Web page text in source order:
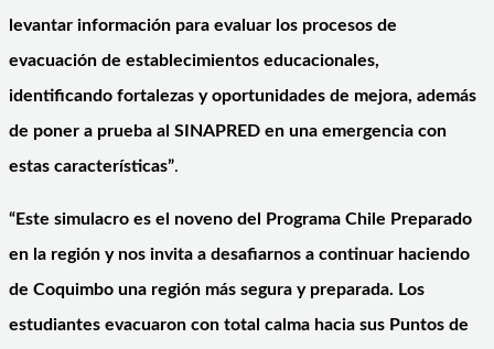
levantar información para evaluar los procesos de
evacuación de establecimientos educacionales,
identificando fortalezas y oportunidades de mejora, además
de poner a prueba al SINAPRED en una emergencia con
estas características”.
“Este simulacro es el noveno del Programa Chile Preparado
en la región y nos invita a desafiarnos a continuar haciendo
de Coquimbo una región más segura y preparada. Los
estudiantes evacuaron con total calma hacia sus Puntos de